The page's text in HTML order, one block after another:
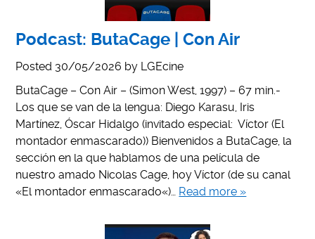
Podcast: ButaCage | Con Air
Posted 30/05/2026 by LGEcine
ButaCage – Con Air – (Simon West, 1997) – 67 min.-
Los que se van de la lengua: Diego Karasu, Iris
Martínez, Óscar Hidalgo (invitado especial: Víctor (El
montador enmascarado)) Bienvenidos a ButaCage, la
sección en la que hablamos de una película de
nuestro amado Nicolas Cage, hoy Víctor (de su canal
«El montador enmascarado«)… Read more »